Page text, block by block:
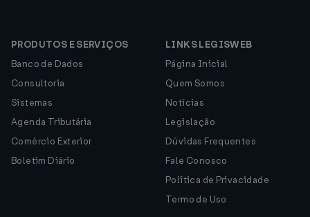
PRODUTOS E SERVIÇOS
Banco de Dados
Consultoria
Sistemas
Agenda Tributária
Comércio Exterior
Boletim Diário
LINKS LEGISWEB
Página Inicial
Quem Somos
Notícias
Legislação
Dúvidas Frequentes
Fale Conosco
Política de Privacidade
Termo de Uso